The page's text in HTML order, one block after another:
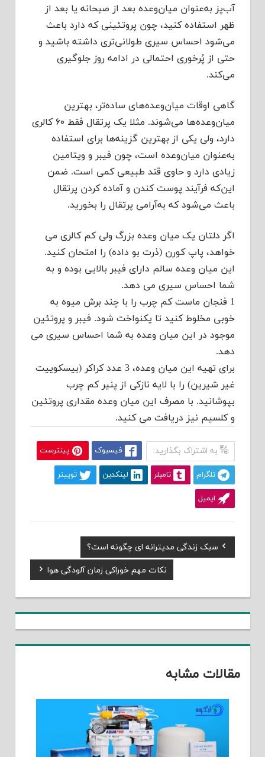
آب‌پز به‌عنوان میان‌وعده بعد از صبحانه یا بعد از
ظهر استفاده کنید،‌ چون پروتئینی که دارد باعث
می‌شود احساس سیری طولانی‌تری داشته باشید و
حتی از پُرخوری احتمالی در ادامه روز جلوگیری
می‌کند.
گاهی اوقات میان‌وعده‌های ساده‌تر، بهترین
میان‌وعده‌ها می‌شوند. مثلا یک پرتقال فقط ۶۰ کالری
دارد، ولی یکی از بهترین گزینه‌ها برای استفاده
به‌عنوان میان‌وعده است، چون فیبر و ویتامین
زیادی دارد و حاوی قند طبیعی کمی است. ضمن
این‌که فرآیند پوست کندن و آماده کردن پرتقال
باعث می‌شود که به‌آرامی پرتقال را بخورید.
اگر دلتان یک میان وعده بزرگ ولی کم کالری می
خواهد، پاپ کورن (ذرت بو داده) را امتحان کنید.
این میان وعده سالم دارای فیبر بالایی بوده و به
شما احساس سیری می دهد.
1 فنجان ماست کم چرب را با چند برش میوه به
خوبی مخلوط کنید تا یکنواخت شود. فیبر و پروتئین
موجود در این میان وعده به شما احساس سیری می
دهد.
برای تهیه این میان وعده، 3 عدد کراکر (بیسکوییت
غیر شیرین) را با لایه نازکی از پنیر کم چرب
بپوشانید. با مصرف این میان وعده مقداری پروتئین
و کلسیم نیز دریافت می کنید.
به اشتراک بگذارید: فیسبوک پینترست
تلگرام تامبلر لینکدین توییتر
ایمیل
راهبری
Previous
Post:
سبک زندگی مدیترانه ای چگونه است؟
Next
Post:
نکات مهم خوراکی زمان آلودگی هوا
مقالات مشابه